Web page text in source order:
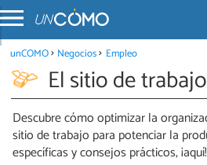
unCOMO Negocios Empleo
El sitio de trabajo
Descubre cómo optimizar la
sitio de trabajo para potenciar la
específicas y consejos prácticos, ¡aquí!